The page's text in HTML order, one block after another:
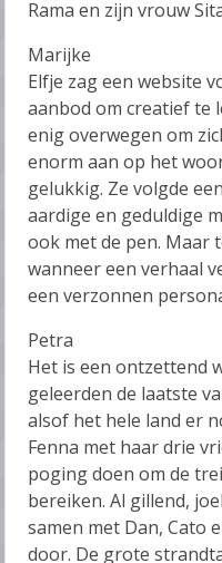
Rama en zijn vrouw
Marijke
Elfje zag een website
aanbod om creatief te
enig overwegen om
enorm aan op het
gelukkig. Ze volgde
aardige en geduldige
ook met de pen. Maar
wanneer een verhaal
een verzonnen
Petra
Het is een ontzettend
geleerden de laatste
alsof het hele land er
Fenna met haar drie
poging doen om de
bereiken. Al gillend,
samen met Dan, Cato
door. De grote